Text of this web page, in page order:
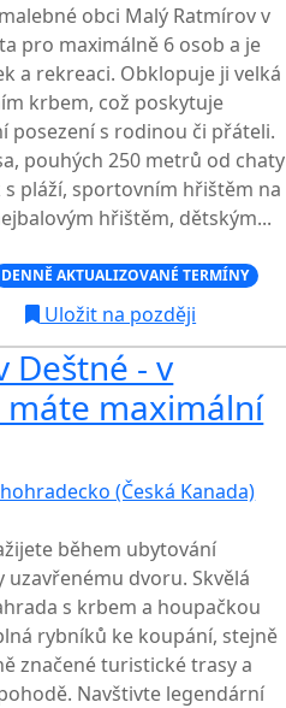
obci Malý Ratmírov v
pro maximálně 6 osob a je
a rekreaci. Obklopuje ji velká
krbem, což poskytuje
s rodinou či přáteli.
pouhých 250 metrů od chaty
pláží, sportovním hřištěm na
hřištěm, dětským...
DENNĚ AKTUALIZOVANÉ TERMÍNY
Uložit na později
Deštné - v
maximální
(Česká Kanada)
během ubytování
dvoru. Skvělá
s krbem a houpačkou
rybníků ke koupání, stejně
značené turistické trasy a
Navštivte legendární